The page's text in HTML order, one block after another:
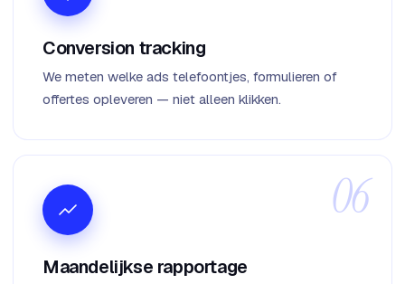
Conversion tracking
We meten welke ads telefoontjes, formulieren of
offertes opleveren — niet alleen klikken.
Maandelijkse rapportage